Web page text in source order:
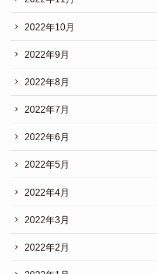
2022年10月
2022年9月
2022年8月
2022年7月
2022年6月
2022年5月
2022年4月
2022年3月
2022年2月